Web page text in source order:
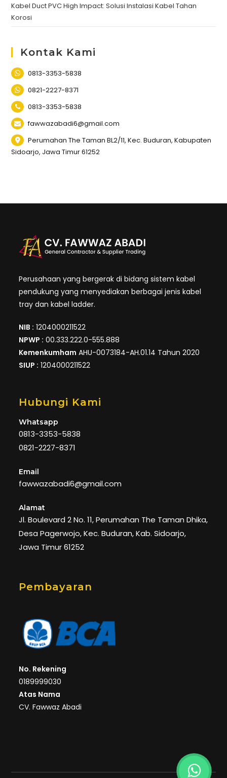
Kabel Duct PVC High Impact: Solusi Instalasi Kabel Tahan
Korosi
Kontak Kami
0813-3353-5838
0821-2227-8371
0813-3353-5838
fawwazabadi6@gmail.com
Perumahan The Taman BL2/11, Kec. Buduran, Kabupaten
Sidoarjo, Jawa Timur 61252
Perusahaan yang bergerak di bidang sistem kabel
pendukung yang menyediakan berbagai jenis kabel
tray dan kabel ladder.
NIB : 1204000211522
NPWP : 00.333.222.0-555.888
Kemenkumham AHU-0073184-AH.01.14 Tahun 2020
SIUP : 1204000211522
Hubungi Kami
Whatsapp
0813-3353-5838
0821-2227-8371
Email
fawwazabadi6@gmail.com
Alamat
Jl. Boulevard 2 No. 11, Perumahan The Taman Dhika,
Desa Pagerwojo, Kec. Buduran, Kab. Sidoarjo,
Jawa Timur 61252
Pembayaran
No. Rekening
0189999030
Atas Nama
CV. Fawwaz Abadi